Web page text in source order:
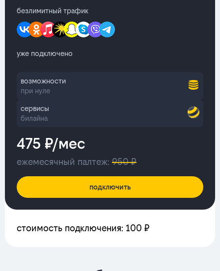
безлимитный трафик
уже подключено
возможности
при нуле
сервисы
билайна
475 ₽/мес
ежемесячный палтеж: 950 ₽
подключить
стоимость подключения: 100 ₽